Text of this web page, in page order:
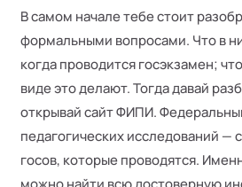
В самом начале тебе стоит
формальными вопросами. Что в
когда проводится госэкзамен;
виде это делают. Тогда давай
открывай сайт ФИПИ.
педагогических исследований —
госов, которые проводятся.